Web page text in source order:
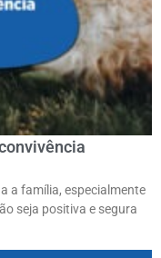
a família, especialmente
seja positiva e segura